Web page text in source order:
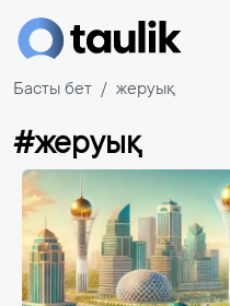
Басты бет жеруық
#жеруық